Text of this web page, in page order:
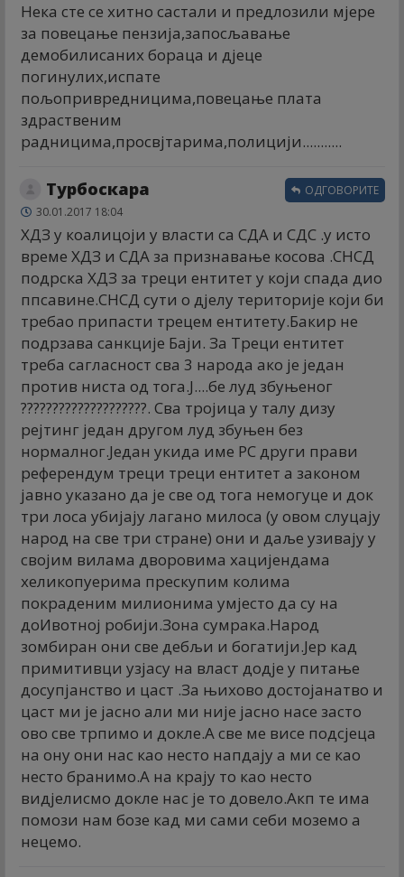
Нека сте се хитно састали и предлозили мјере
за повецање пензија,запосљавање
демобилисаних бораца и дјеце
погинулих,испате
пољопривредницима,повецање плата
здраственим
радницима,просвјтарима,полицији...........
Турбоскара
30.01.2017 18:04
ХДЗ у коалицоји у власти са СДА и СДС .у исто
време ХДЗ и СДА за признавање косова .СНСД
подрска ХДЗ за треци ентитет у који спада дио
ппсавине.СНСД сути о дјелу територије који би
требао припасти трецем ентитету.Бакир не
подрзава санкције Баји. За Треци ентитет
треба сагласност сва 3 народа ако је један
против ниста од тога.Ј....бе луд збуњеног
????????????????????. Сва тројица у талу дизу
рејтинг један другом луд збуњен без
нормалног.Један укида име РС други прави
референдум треци треци ентитет а законом
јавно указано да је све од тога немогуце и док
три лоса убијају лагано милоса (у овом слуцају
народ на све три стране) они и даље узивају у
својим вилама дворовима хацијендама
хеликопyерима прескупим колима
покраденим милионима умјесто да су на
доИвотној робији.Зона сумрака.Народ
зомбиран они све дебљи и богатији.Јер кад
примитивци узјасу на власт додје у питање
досyпјанство и цаст .За њихово достојанатво и
цаст ми је јасно али ми није јасно насе засто
ово све трпимо и докле.А све ме висе подсјеца
на ону они нас као несто напдају а ми се као
несто бранимо.А на крају то као несто
видјелисмо докле нас је то довело.Акп те има
помози нам бозе кад ми сами себи моземо а
нецемо.
ОДГОВОРИТЕ